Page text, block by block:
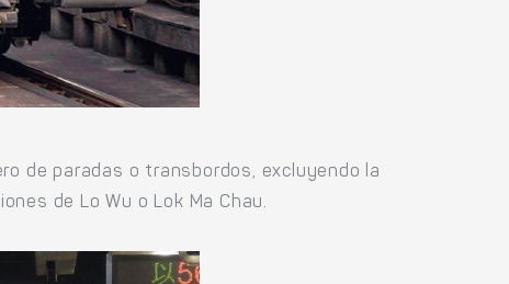
de paradas o transbordos, excluyendo la
de Lo Wu o Lok Ma Chau.